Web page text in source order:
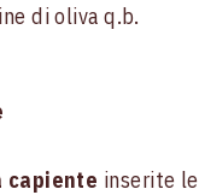
di oliva q.b.
capiente inserite le